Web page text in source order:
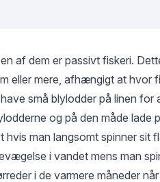
af dem er passivt fiskeri.
eller mere, afhængigt at hvor
små blylodder på linen for
og på den måde lade
man langsomt spinner sit
i vandet mens man
i de varmere måneder